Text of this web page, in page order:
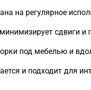
на регулярное
минимизирует сдвиги и
под мебелью и
и подходит для